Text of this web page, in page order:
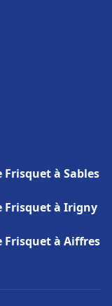
à Sables
Frisquet à Irigny
à Aiffres